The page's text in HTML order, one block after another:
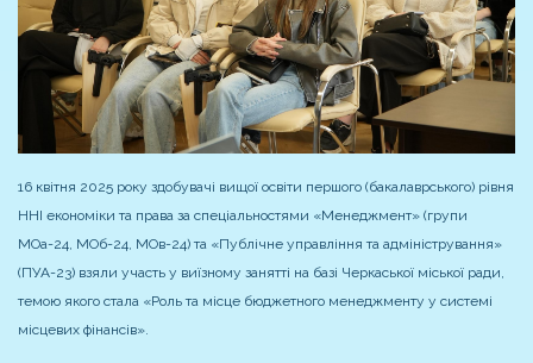
16 квітня 2025 року здобувачі вищої освіти першого (бакалаврського) рівня
ННІ економіки та права за спеціальностями «Менеджмент» (групи
МОа-24, МОб-24, МОв-24) та «Публічне управління та адміністрування»
(ПУА-23) взяли участь у виїзному занятті на базі Черкаської міської ради,
темою якого стала «Роль та місце бюджетного менеджменту у системі
місцевих фінансів».